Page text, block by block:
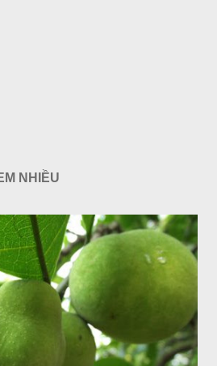
NHIỀU